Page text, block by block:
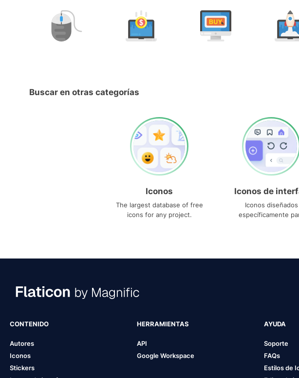
Buscar en otras categorías
Iconos
The largest database of free
icons for any project.
Iconos de
Iconos diseñados
específicamente
CONTENIDO
Autores
Iconos
Stickers
HERRAMIENTAS
API
Google Workspace
AYUDA
Soporte
FAQs
Estilos de